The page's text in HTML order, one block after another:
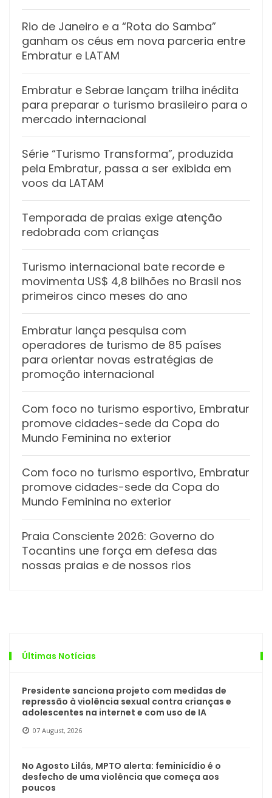
Rio de Janeiro e a “Rota do Samba”
ganham os céus em nova parceria entre
Embratur e LATAM
Embratur e Sebrae lançam trilha inédita
para preparar o turismo brasileiro para o
mercado internacional
Série “Turismo Transforma”, produzida
pela Embratur, passa a ser exibida em
voos da LATAM
Temporada de praias exige atenção
redobrada com crianças
Turismo internacional bate recorde e
movimenta US$ 4,8 bilhões no Brasil nos
primeiros cinco meses do ano
Embratur lança pesquisa com
operadores de turismo de 85 países
para orientar novas estratégias de
promoção internacional
Com foco no turismo esportivo, Embratur
promove cidades-sede da Copa do
Mundo Feminina no exterior
Com foco no turismo esportivo, Embratur
promove cidades-sede da Copa do
Mundo Feminina no exterior
Praia Consciente 2026: Governo do
Tocantins une força em defesa das
nossas praias e de nossos rios
Últimas Notícias
Presidente sanciona projeto com medidas de
repressão à violência sexual contra crianças e
adolescentes na internet e com uso de IA
07 August, 2026
No Agosto Lilás, MPTO alerta: feminicídio é o
desfecho de uma violência que começa aos
poucos